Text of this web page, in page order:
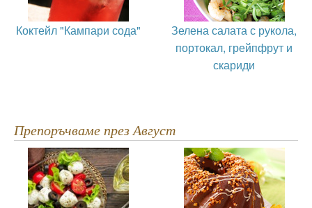
Коктейл "Кампари сода"
Зелена салата с рукола,
портокал, грейпфрут и
скариди
Препоръчваме през Август